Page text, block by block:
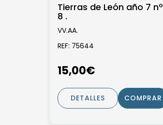
Tierras de León año 7 nº
8 .
VV.AA.
REF: 75644
15,00€
DETALLES COMPRAR